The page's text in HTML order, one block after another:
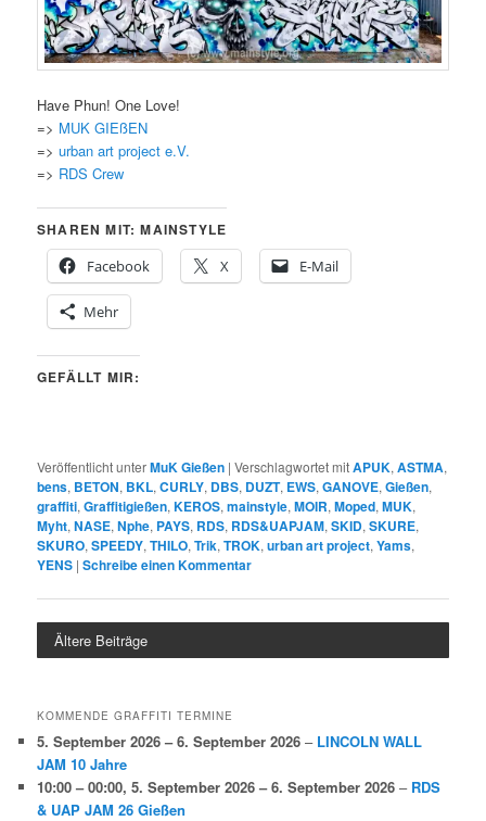
Have Phun! One Love!
=> MUK GIEßEN
=>urban art project e.V.
=> RDS Crew
SHAREN MIT: MAINSTYLE
Facebook
X E-Mail
Mehr
GEFÄLLT MIR:
Veröffentlicht unterMuK Gießen |Verschlagwortet mitAPUK,ASTMA,
bens, BETON, BKL,CURLY, DBS, DUZT, EWS,GANOVE,Gießen,
graffiti,Graffitigießen,KEROS,mainstyle,MOIR,Moped,MUK,
Myht,NASE,Nphe, PAYS, RDS, RDS&UAPJAM,SKID,SKURE,
SKURO,SPEEDY,THILO,Trik,TROK,urban art project,Yams,
YENS |Schreibe einen Kommentar
Ältere Beiträge
KOMMENDE GRAFFITI TERMINE
5. September 2026 – 6. September 2026 – LINCOLN WALL
JAM 10 Jahre
10:00 – 00:00,5. September 2026 – 6. September 2026 – RDS
& UAP JAM 26 Gießen